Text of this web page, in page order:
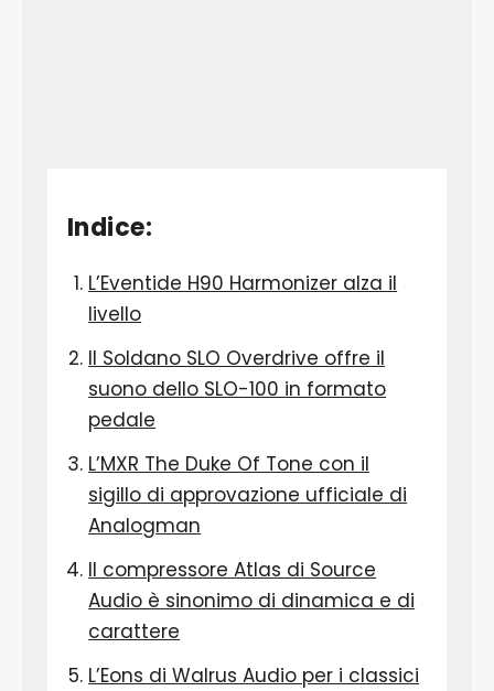
Indice:
L’Eventide H90 Harmonizer alza il
livello
Il Soldano SLO Overdrive offre il
suono dello SLO-100 in formato
pedale
L’MXR The Duke Of Tone con il
sigillo di approvazione ufficiale di
Analogman
Il compressore Atlas di Source
Audio è sinonimo di dinamica e di
carattere
L’Eons di Walrus Audio per i classici